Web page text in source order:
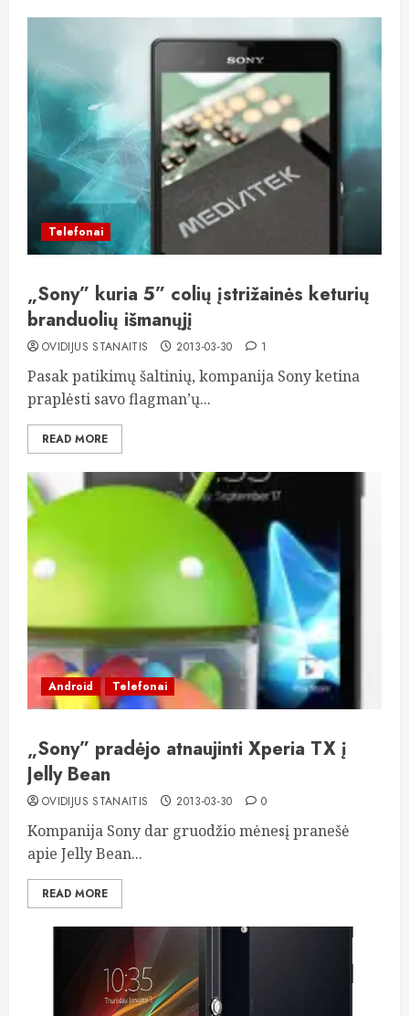
Telefonai
„Sony” kuria 5” colių įstrižainės keturių
branduolių išmanųjį
OVIDIJUS STANAITIS 2013-03-30 1
Pasak patikimų šaltinių, kompanija Sony ketina
praplėsti savo flagman’ų...
READ MORE
Android Telefonai
„Sony” pradėjo atnaujinti Xperia TX į
Jelly Bean
OVIDIJUS STANAITIS 2013-03-30 0
Kompanija Sony dar gruodžio mėnesį pranešė
apie Jelly Bean...
READ MORE